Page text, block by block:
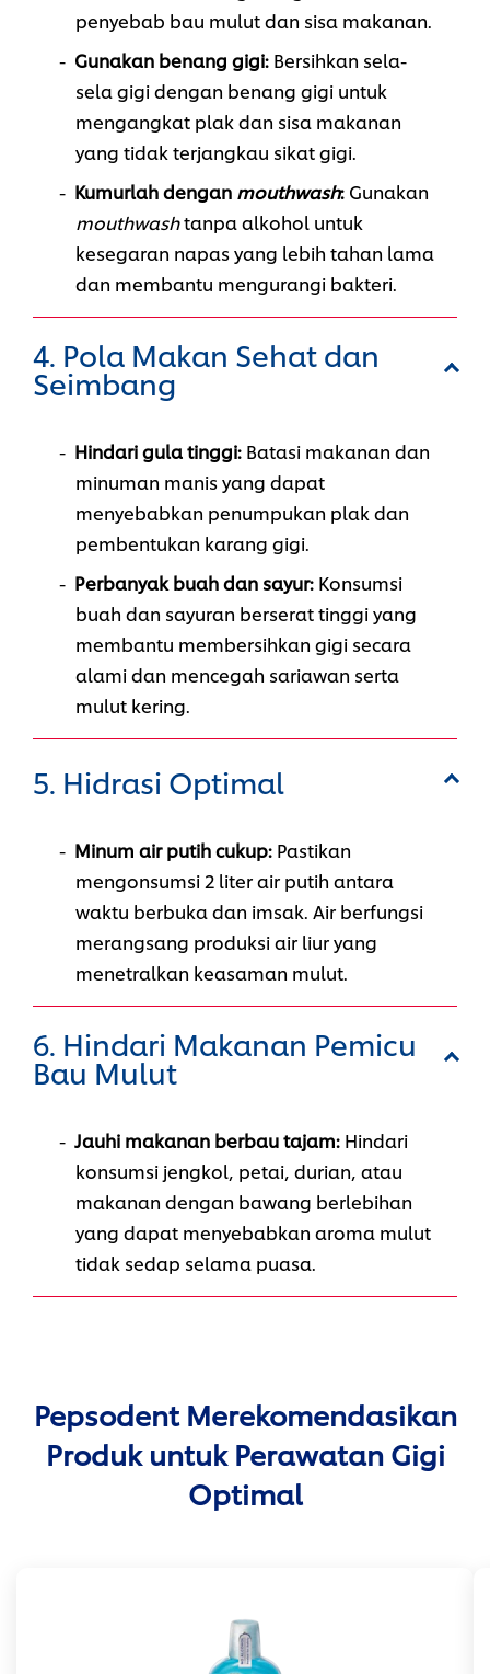
penyebab bau mulut dan sisa makanan.
Gunakan benang gigi: Bersihkan sela-
sela gigi dengan benang gigi untuk
mengangkat plak dan sisa makanan
yang tidak terjangkau sikat gigi.
Kumurlah dengan mouthwash: Gunakan
mouthwashtanpa alkohol untuk
kesegaran napas yang lebih tahan lama
dan membantu mengurangi bakteri.
4. Pola Makan Sehat dan
Seimbang
Hindari gula tinggi: Batasi makanan dan
minuman manis yang dapat
menyebabkan penumpukan plak dan
pembentukan karang gigi.
Perbanyak buah dan sayur: Konsumsi
buah dan sayuran berserat tinggi yang
membantu membersihkan gigi secara
alami dan mencegah sariawan serta
mulut kering.
5. Hidrasi Optimal
Minum air putih cukup: Pastikan
mengonsumsi 2 liter air putih antara
waktu berbuka dan imsak. Air berfungsi
merangsang produksi air liur yang
menetralkan keasaman mulut.
6. Hindari Makanan Pemicu
Bau Mulut
Jauhi makanan berbau tajam: Hindari
konsumsi jengkol, petai, durian, atau
makanan dengan bawang berlebihan
yang dapat menyebabkan aroma mulut
tidak sedap selama puasa.
Pepsodent Merekomendasikan
Produk untuk Perawatan Gigi
Optimal